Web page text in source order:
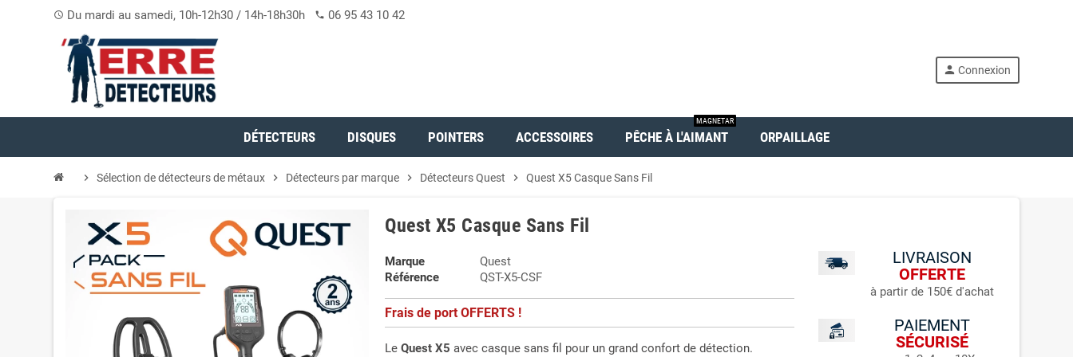
access_time Du mardi au samedi, 10h-12h30 / 14h-18h30h phone 06 95 43 10 42
person Connexion
DÉTECTEURS DISQUES POINTERS ACCESSOIRES PÊCHE À L'AIMANT
MAGNETAR
ORPAILLAGE
chevron_right Sélection de détecteurs de métaux chevron_right Détecteurs par marque chevron_right Détecteurs Quest chevron_right Quest X5 Casque Sans Fil
Quest X5 Casque Sans Fil
Marque
Quest
Référence
QST-X5-CSF
Frais de port OFFERTS !
LeQuest X5 avec casque sans fil pour un grand confort de détection.
LIVRAISON
OFFERTE
à partir de 150€ d'achat
PAIEMENT
SÉCURISÉ